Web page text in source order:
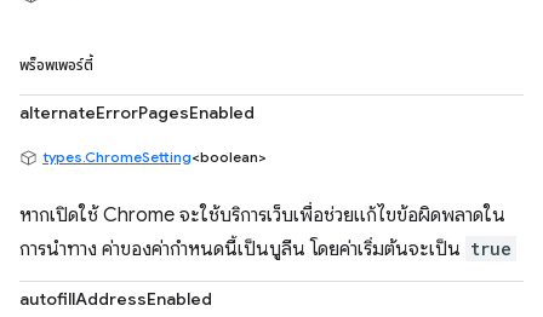
พร็อพเพอร์ตี้
alternateErrorPagesEnabled
types.ChromeSetting<boolean>
หากเปิดใช้ Chrome จะใช้บริการเว็บเพื่อช่วยแก้ไขข้อผิดพลาดใน
การนำทาง ค่าของค่ากำหนดนี้เป็นบูลีน โดยค่าเริ่มต้นจะเป็น true
autofillAddressEnabled